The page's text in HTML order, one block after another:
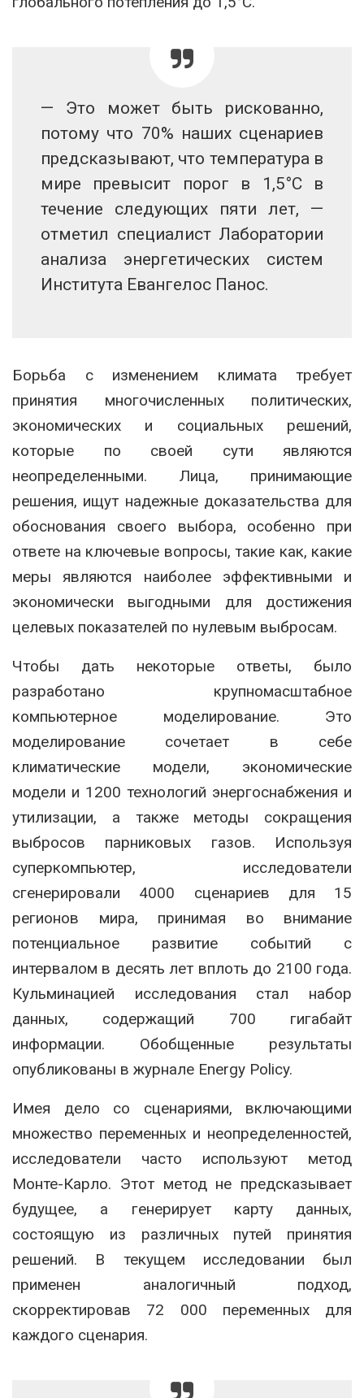
— Это может быть рискованно,
потому что 70% наших сценариев
предсказывают, что температура в
мире превысит порог в 1,5°C в
течение следующих пяти лет, —
отметил специалист Лаборатории
анализа энергетических систем
Института Евангелос Панос.
Борьба с изменением климата требует
принятия многочисленных политических,
экономических и социальных решений,
которые по своей сути являются
неопределенными. Лица, принимающие
решения, ищут надежные доказательства для
обоснования своего выбора, особенно при
ответе на ключевые вопросы, такие как, какие
меры являются наиболее эффективными и
экономически выгодными для достижения
целевых показателей по нулевым выбросам.
Чтобы дать некоторые ответы, было
разработано крупномасштабное
компьютерное моделирование. Это
моделирование сочетает в себе
климатические модели, экономические
модели и 1200 технологий энергоснабжения и
утилизации, а также методы сокращения
выбросов парниковых газов. Используя
суперкомпьютер, исследователи
сгенерировали 4000 сценариев для 15
регионов мира, принимая во внимание
потенциальное развитие событий с
интервалом в десять лет вплоть до 2100 года.
Кульминацией исследования стал набор
данных, содержащий 700 гигабайт
информации. Обобщенные результаты
опубликованы в журнале Energy Policy.
Имея дело со сценариями, включающими
множество переменных и неопределенностей,
исследователи часто используют метод
Монте-Карло. Этот метод не предсказывает
будущее, а генерирует карту данных,
состоящую из различных путей принятия
решений. В текущем исследовании был
применен аналогичный подход,
скорректировав 72 000 переменных для
каждого сценария.